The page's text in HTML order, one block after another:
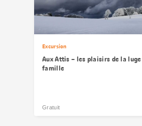
Excursion
Aux Attis – les plaisirs de la
famille
Gratuit